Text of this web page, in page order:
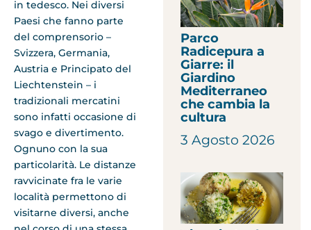
in tedesco. Nei diversi
Paesi che fanno parte
del comprensorio –
Svizzera, Germania,
Austria e Principato del
Liechtenstein – i
tradizionali mercatini
sono infatti occasione di
svago e divertimento.
Ognuno con la sua
particolarità. Le distanze
ravvicinate fra le varie
località permettono di
visitarne diversi, anche
Parco
Radicepura a
Giarre: il
Giardino
Mediterraneo
che cambia la
cultura
3 Agosto 2026